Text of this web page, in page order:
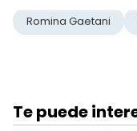
Romina Gaetani